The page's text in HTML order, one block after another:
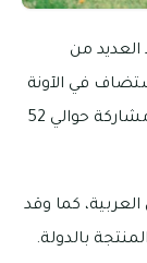
من
في الآونة
الأخيرة مزاد عجمان للخيول الأصلية من خلال مشاركة حوالي 52
كما وقد
بالدولة.